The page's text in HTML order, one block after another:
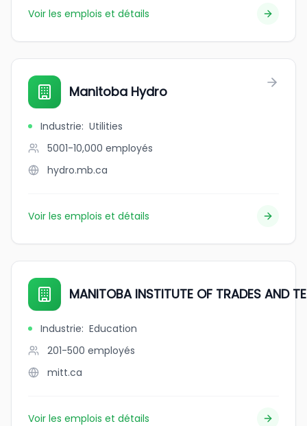
Voir les emplois et détails
Manitoba Hydro
Industrie: Utilities
5001-10,000 employés
hydro.mb.ca
Voir les emplois et détails
MANITOBA INSTITUTE OF TRADES AND
Industrie: Education
201-500 employés
mitt.ca
Voir les emplois et détails